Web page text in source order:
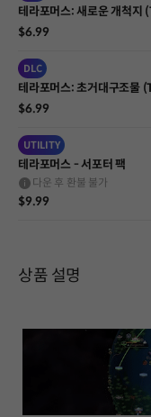
테라포머스: 새로운 개척
$6.99
DLC
테라포머스: 초거대구조
$6.99
UTILITY
테라포머스 - 서포터 팩
다운 후 환불 불가
$9.99
상품 설명